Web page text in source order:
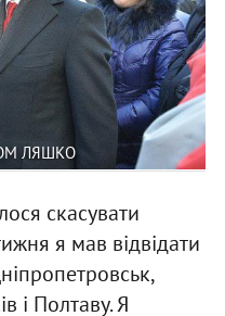
ЛЯШКО
скасувати
я мав відвідати
і Полтаву. Я